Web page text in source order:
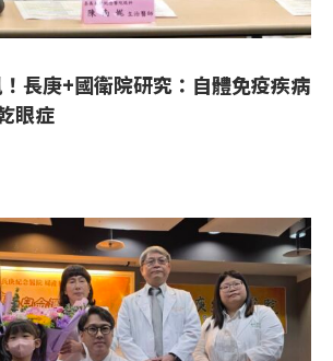
長庚+國衛院研究：自體免疫疾病
眼症